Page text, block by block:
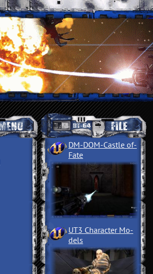
DM-DOM-Castle of­
Fate
UT3 Character Mo­
dels